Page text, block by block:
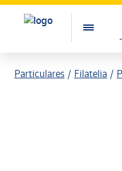
Particulares Filatelia